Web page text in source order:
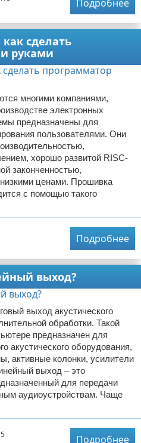
Подробнее
сделать
руками
многими компаниями,
электронных
предназначены для
пользователями. Они
хорошо развитой RISC-
законченностью,
ценами. Прошивка
с помощью такого
Подробнее
выход?
выход акустического
обработки. Такой
предназначен для
акустического оборудования,
активные колонки, усилители
выход – это
для передачи
аудиоустройствам. Чаще
Подробнее